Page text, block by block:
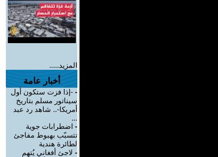
المزيد.....
أخبار عامة
- -إذا فزت ستكون أول
سيناتور مسلم بتاريخ
أمريكا-.. شاهد رد عبد
...
- اضطرابات جوية
تتسبّب بهبوط مفاجئ
لطائرة هندية
- لاجئ أفغاني يُتهم